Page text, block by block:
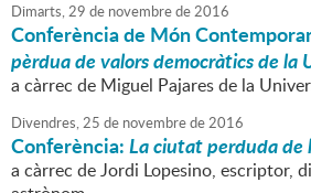
Dimarts,29 de novembrede2016
Conferència de Món
pèrdua de valors democràtics de la
a càrrec de Miguel Pajares de la
Divendres,25 de novembrede2016
Conferència:La ciutat perduda de
a càrrec de Jordi Lopesino, escriptor,